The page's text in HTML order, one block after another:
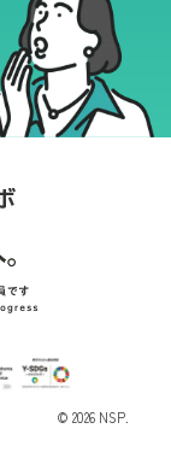
© 2026 NSP.